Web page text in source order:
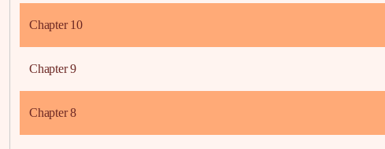
Chapter 10
Chapter 9
Chapter 8